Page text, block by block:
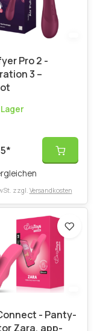
Pro 2 -
3 –
*
zzgl. Versandkosten
- Panty-
Zara, app-